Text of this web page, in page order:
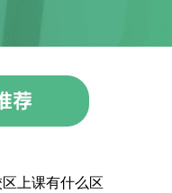
上课有什么区